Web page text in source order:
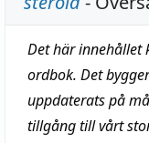
Det här innehållet
ordbok. Det
uppdaterats på
tillgång till vårt